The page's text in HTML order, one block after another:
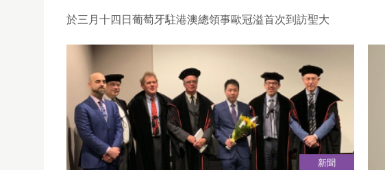
於三月十四日葡萄牙駐港澳總領事歐冠溢首次到訪聖大
新聞